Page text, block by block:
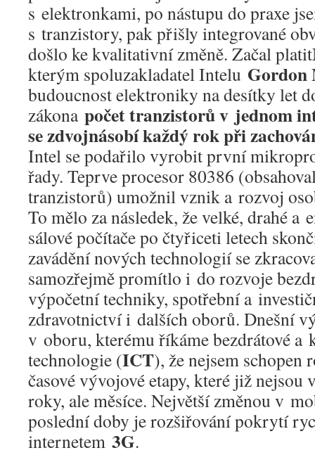
s elektronkami, po nástupu do praxe
s tranzistory, pak přišly integrované
došlo ke kvalitativní změně. Začal platit
kterým spoluzakladatel Intelu Gordon
budoucnost elektroniky na desítky let
zákona počet tranzistorů v jednom
se zdvojnásobí každý rok při
Intel se podařilo vyrobit první
řady. Teprve procesor 80386
tranzistorů) umožnil vznik a rozvoj
To mělo za následek, že velké, drahé a
sálové počítače po čtyřiceti letech
zavádění nových technologií se
samozřejmě promítlo i do rozvoje
výpočetní techniky, spotřební a
zdravotnictví i dalších oborů. Dnešní
v oboru, kterému říkáme bezdrátové a
technologie (ICT), že nejsem schopen
časové vývojové etapy, které již nejsou
roky, ale měsíce. Největší změnou v
poslední doby je rozšiřování pokrytí
internetem 3G.